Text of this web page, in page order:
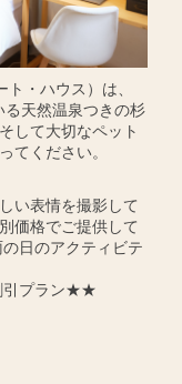
・ハウス）は、
天然温泉つきの杉
して大切なペット
てください。
い表情を撮影して
価格でご提供して
日のアクティビテ
引プラン★★